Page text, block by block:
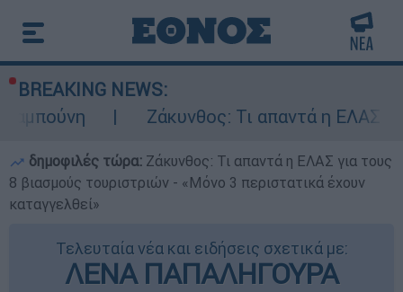
BREAKING NEWS:
Ζάκυνθος: Τι απαντά η ΕΛΑΣ για τους
δημοφιλές τώρα: Ζάκυνθος: Τι απαντά η ΕΛΑΣ για τους
8 βιασμούς τουριστριών - «Μόνο 3 περιστατικά έχουν
καταγγελθεί»
Τελευταία νέα και ειδήσεις σχετικά με:
ΛΕΝΑ ΠΑΠΑΛΗΓΟΥΡΑ